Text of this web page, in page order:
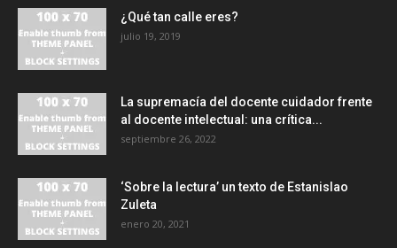
¿Qué tan calle eres?
julio 19, 2019
La supremacía del docente cuidador frente
al docente intelectual: una crítica...
septiembre 26, 2022
‘Sobre la lectura’ un texto de Estanislao
Zuleta
enero 20, 2021